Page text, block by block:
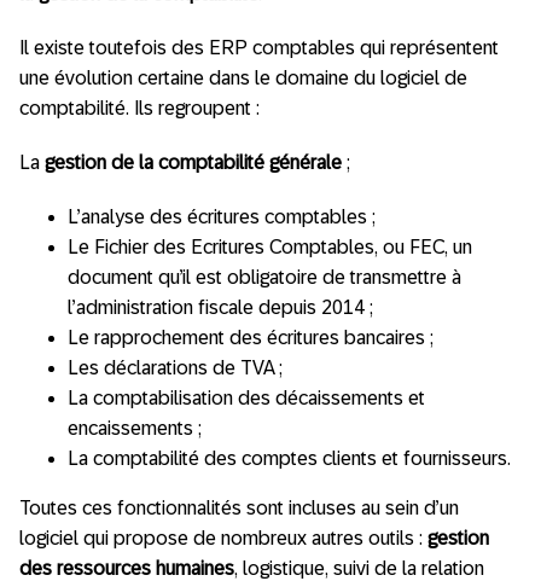
Il existe toutefois des ERP comptables qui représentent
une évolution certaine dans le domaine du logiciel de
comptabilité. Ils regroupent :
La gestion de la comptabilité générale ;
L’analyse des écritures comptables ;
Le Fichier des Ecritures Comptables, ou FEC, un
document qu’il est obligatoire de transmettre à
l’administration fiscale depuis 2014 ;
Le rapprochement des écritures bancaires ;
Les déclarations de TVA ;
La comptabilisation des décaissements et
encaissements ;
La comptabilité des comptes clients et fournisseurs.
Toutes ces fonctionnalités sont incluses au sein d’un
logiciel qui propose de nombreux autres outils : gestion
des ressources humaines, logistique, suivi de la relation